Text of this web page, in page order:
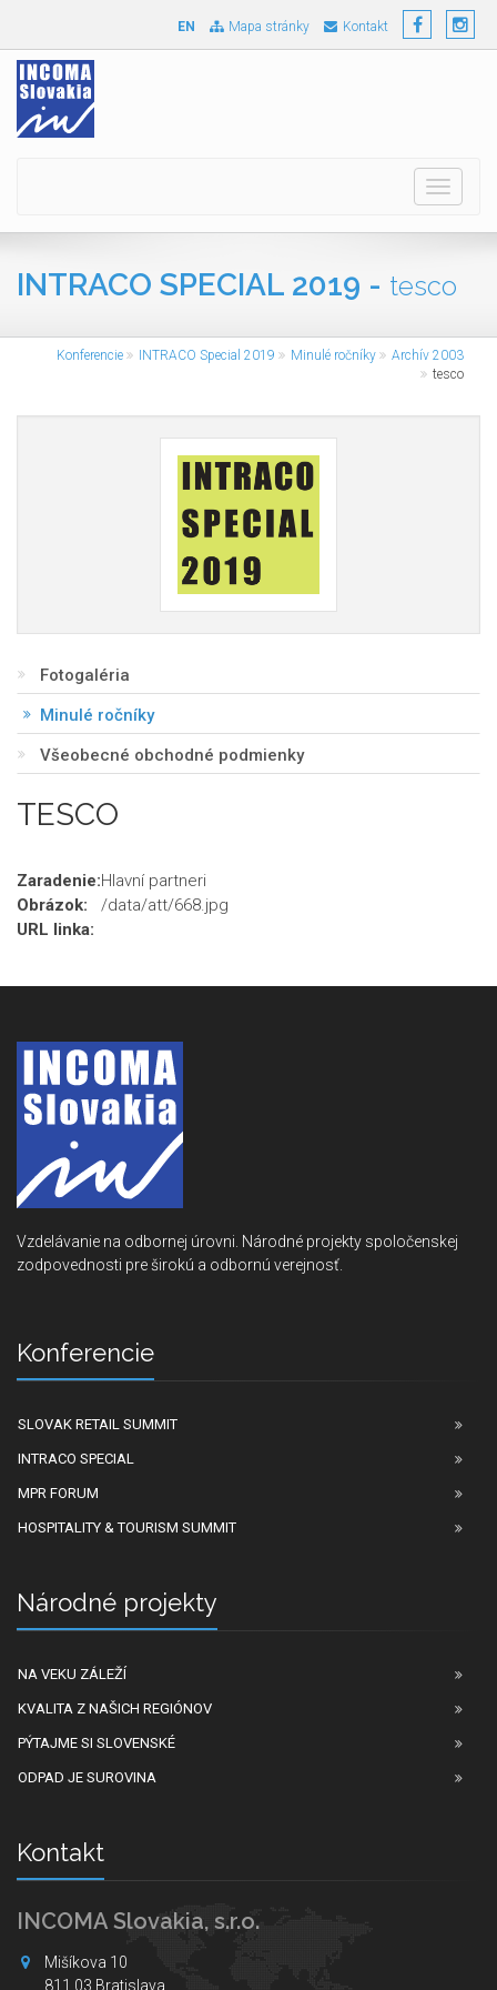
EN Mapa stránky Kontakt
Toggle
INTRACO SPECIAL 2019 - tesco
Konferencie INTRACO Special 2019 Minulé ročníky
Archív 2003
tesco
Fotogaléria
Minulé ročníky
Všeobecné obchodné podmienky
TESCO
Zaradenie:Hlavní partneri
Obrázok:
/data/att/668.jpg
URL linka:
Vzdelávanie na odbornej úrovni. Národné projekty spoločenskej
zodpovednosti pre širokú a odbornú verejnosť.
Konferencie
SLOVAK RETAIL SUMMIT
INTRACO SPECIAL
MPR FORUM
HOSPITALITY & TOURISM SUMMIT
Národné projekty
NA VEKU ZÁLEŽÍ
KVALITA Z NAŠICH REGIÓNOV
PÝTAJME SI SLOVENSKÉ
ODPAD JE SUROVINA
Kontakt
INCOMA Slovakia, s.r.o.
Mišíkova 10
811 03 Bratislava